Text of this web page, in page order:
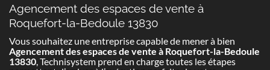
Agencement des espaces de vente à
Roquefort-la-Bedoule 13830
Vous souhaitez une entreprise capable de mener à bien
Agencement des espaces de vente à Roquefort-la-Bedoule
13830, Technisystem prend en charge toutes les étapes